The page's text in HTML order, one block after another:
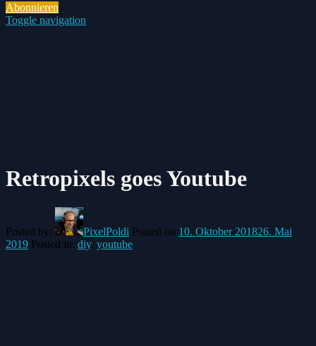
Abonnieren
Toggle navigation
Retropixels goes Youtube
Posted by: PixelPoldi Posted on 10. Oktober 201826. Mai
2019 Posted in: diy, youtube